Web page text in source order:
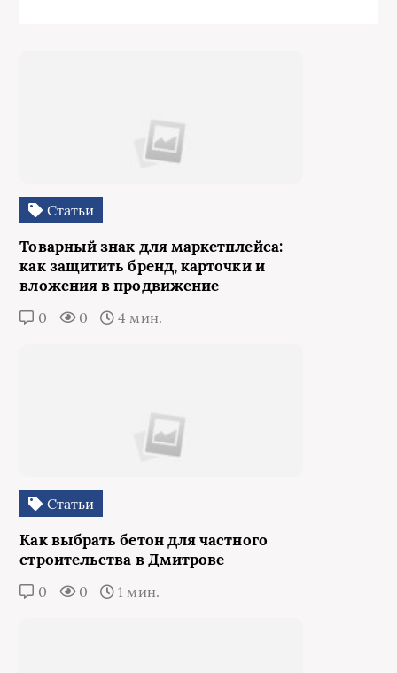
Статьи
Товарный знак для маркетплейса:
как защитить бренд, карточки и
вложения в продвижение
0 0 4 мин.
Статьи
Как выбрать бетон для частного
строительства в Дмитрове
0 0 1 мин.